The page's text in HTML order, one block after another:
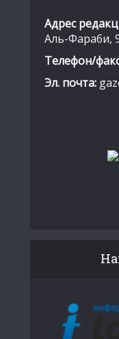
Адрес
Аль-Фараби,
Телефон/
Эл. почта: